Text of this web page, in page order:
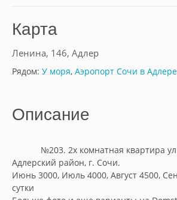
Карта
Ленина, 146, Адлер
Рядом: У моря, Аэропорт Сочи в Адлере
Описание
Адлерский район, г. Сочи.
Июнь 3000, Июль 4000, Август 4500,
сутки